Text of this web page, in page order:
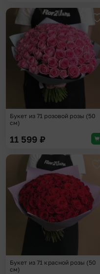
Букет из 71 розовой розы (50
см)
11 599 ₽
Букет из 71 красной розы (50
см)